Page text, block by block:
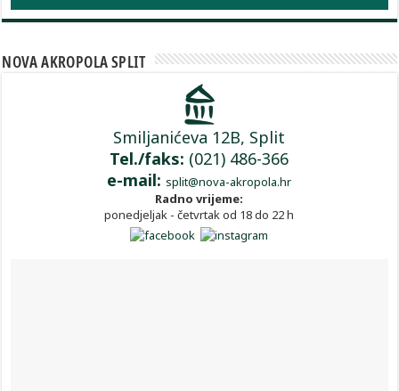
NOVA AKROPOLA SPLIT
Smiljanićeva 12B, Split
Tel./faks: (021) 486-366
e-mail: split@nova-akropola.hr
Radno vrijeme:
ponedjeljak - četvrtak od 18 do 22 h